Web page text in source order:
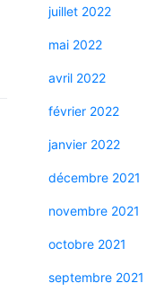
juillet 2022
mai 2022
avril 2022
février 2022
janvier 2022
décembre 2021
novembre 2021
octobre 2021
septembre 2021